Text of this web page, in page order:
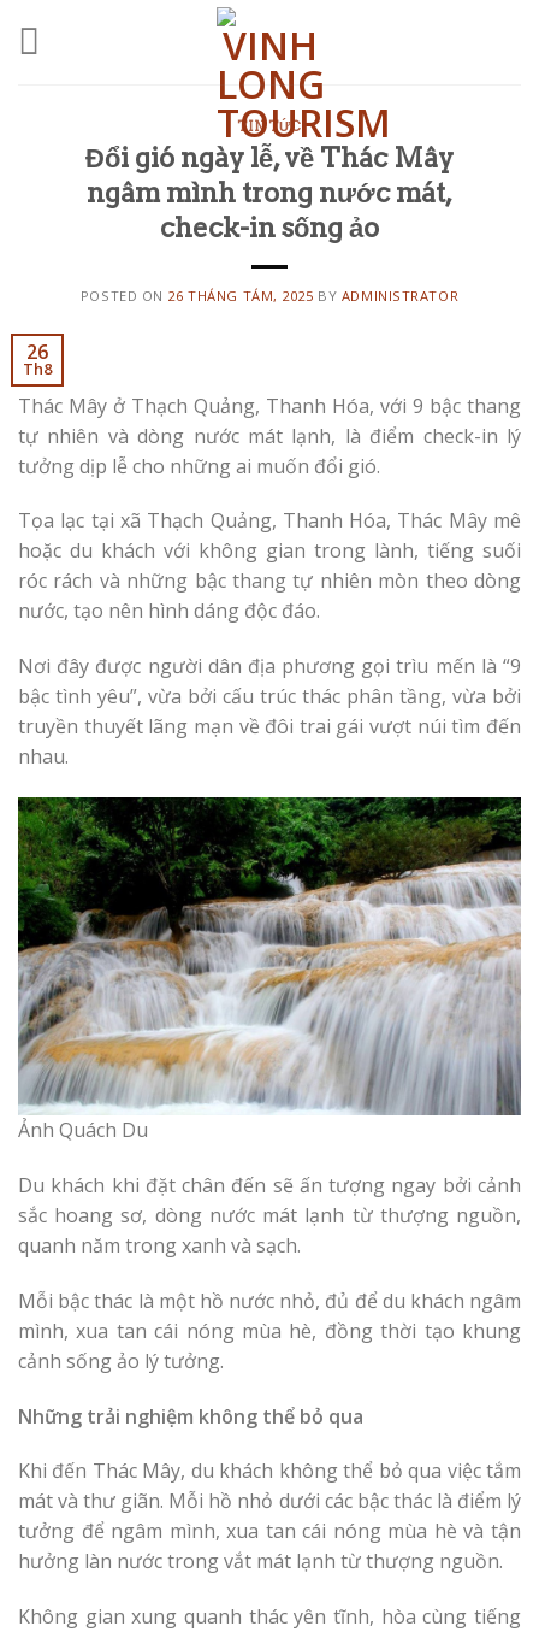
TIN TỨC
Đổi gió ngày lễ, về Thác Mây
ngâm mình trong nước mát,
check-in sống ảo
POSTED ON 26 THÁNG TÁM, 2025 BY ADMINISTRATOR
26
Th8
Thác Mây ở Thạch Quảng, Thanh Hóa, với 9 bậc thang
tự nhiên và dòng nước mát lạnh, là điểm check-in lý
tưởng dịp lễ cho những ai muốn đổi gió.
Tọa lạc tại xã Thạch Quảng, Thanh Hóa, Thác Mây mê
hoặc du khách với không gian trong lành, tiếng suối
róc rách và những bậc thang tự nhiên mòn theo dòng
nước, tạo nên hình dáng độc đáo.
Nơi đây được người dân địa phương gọi trìu mến là “9
bậc tình yêu”, vừa bởi cấu trúc thác phân tầng, vừa bởi
truyền thuyết lãng mạn về đôi trai gái vượt núi tìm đến
nhau.
Ảnh Quách Du
Du khách khi đặt chân đến sẽ ấn tượng ngay bởi cảnh
sắc hoang sơ, dòng nước mát lạnh từ thượng nguồn,
quanh năm trong xanh và sạch.
Mỗi bậc thác là một hồ nước nhỏ, đủ để du khách ngâm
mình, xua tan cái nóng mùa hè, đồng thời tạo khung
cảnh sống ảo lý tưởng.
Những trải nghiệm không thể bỏ qua
Khi đến Thác Mây, du khách không thể bỏ qua việc tắm
mát và thư giãn. Mỗi hồ nhỏ dưới các bậc thác là điểm lý
tưởng để ngâm mình, xua tan cái nóng mùa hè và tận
hưởng làn nước trong vắt mát lạnh từ thượng nguồn.
Không gian xung quanh thác yên tĩnh, hòa cùng tiếng